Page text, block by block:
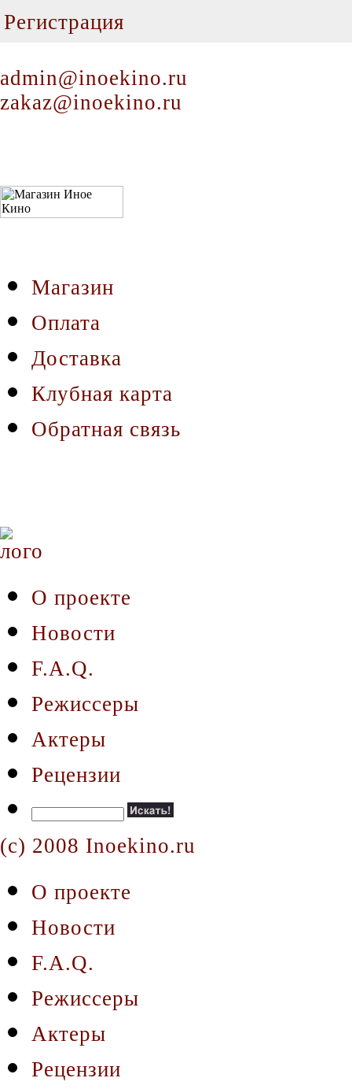
Регистрация
admin@inoekino.ru
zakaz@inoekino.ru
Магазин
Оплата
Доставка
Клубная карта
Обратная связь
О проекте
Новости
F.A.Q.
Режиссеры
Актеры
Рецензии
(c) 2008 Inoekino.ru
О проекте
Новости
F.A.Q.
Режиссеры
Актеры
Рецензии